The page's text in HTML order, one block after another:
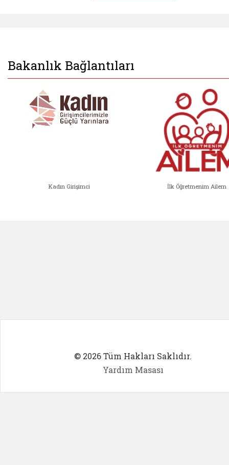
Bakanlık Bağlantıları
Kadın Girişimci İlk Öğretmenim Ailem
© 2026 Tüm Hakları Saklıdır.
Yardım Masası